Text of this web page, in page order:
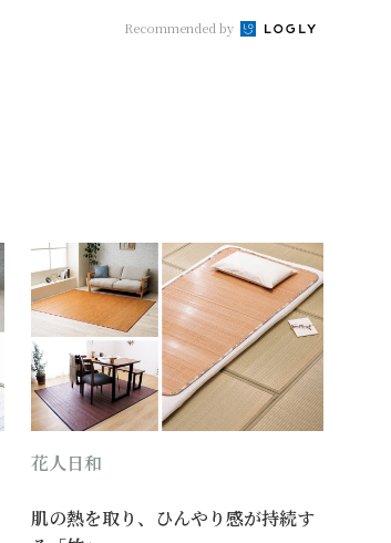
Recommended by
花人日和
肌の熱を取り、ひんやり感が持続す